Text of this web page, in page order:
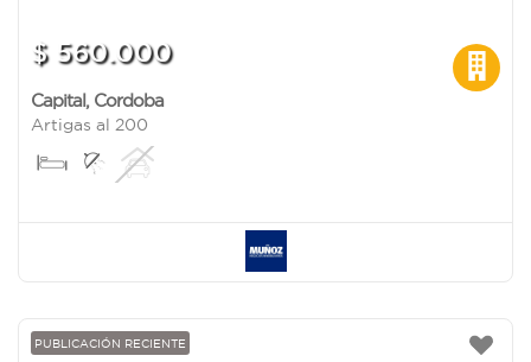
$ 560.000
Capital, Cordoba
Artigas al 200
PUBLICACIÓN RECIENTE